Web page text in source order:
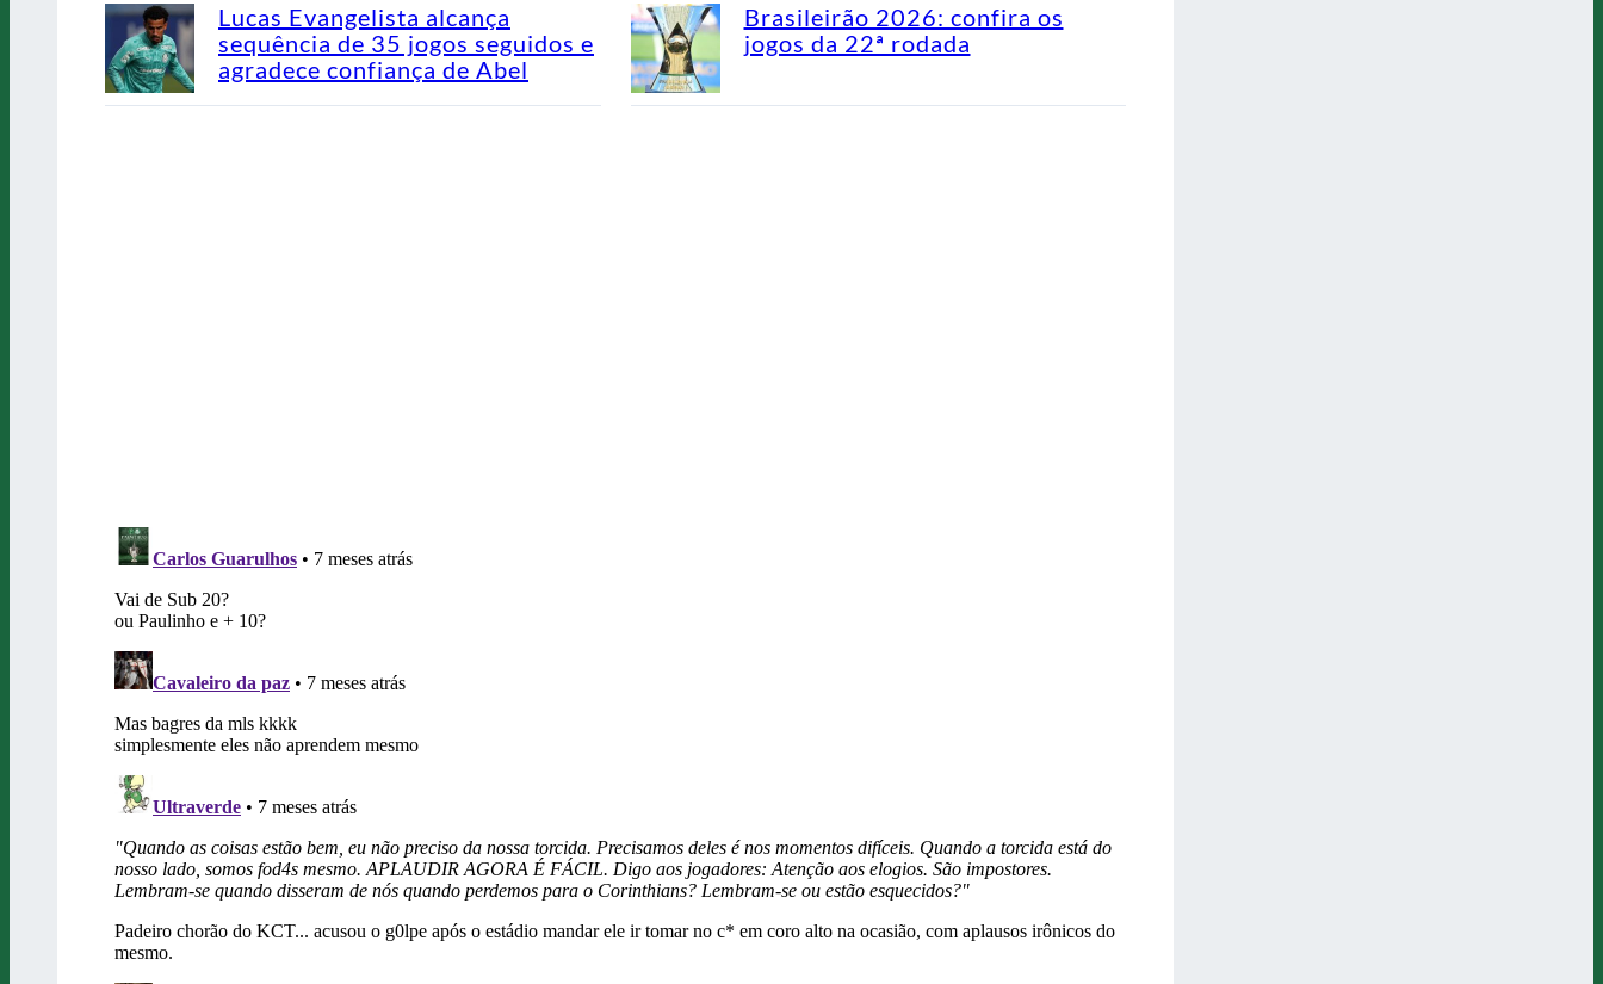
Lucas Evangelista alcança
sequência de 35 jogos seguidos e
agradece confiança de Abel
Brasileirão 2026: confira os
jogos da 22ª rodada